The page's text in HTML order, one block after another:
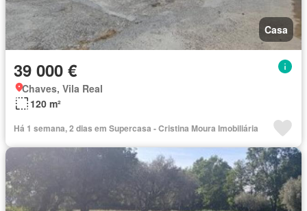
Casa
39 000 €
Chaves, Vila Real
120 m²
Há 1 semana, 2 dias em Supercasa - Cristina Moura Imobiliária